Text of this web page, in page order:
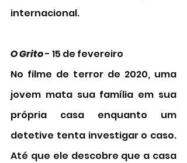
internacional.
O Grito - 15 de fevereiro
No filme de terror de 2020, uma
jovem mata sua família em sua
própria casa enquanto um
detetive tenta investigar o caso.
Até que ele descobre que a casa